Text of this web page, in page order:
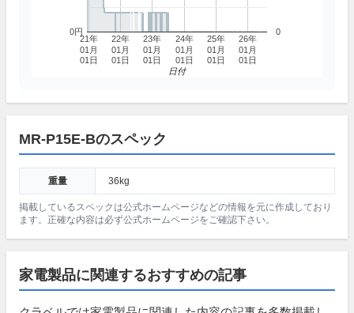
21年
01月
01日
22年
01月
01日
23年
01月
01日
24年
01月
01日
25年
01月
01日
26年
01月
01日
0円 0
日付
MR-P15E-Bのスペック
重量 36kg
掲載しているスペックは公式ホームページなどの情報を元に作成しており
ます。正確な内容は必ず公式ホームページをご確認下さい。
家電製品に関連するおすすめの記事